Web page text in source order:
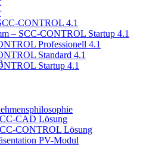
CONTROL 4.1
– SCC-CONTROL Startup 4.1
Professionell 4.1
Standard 4.1
Startup 4.1
CAD Lösung
CONTROL Lösung
PV-Modul